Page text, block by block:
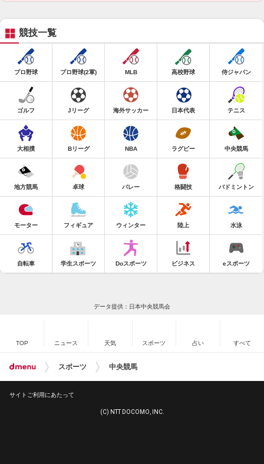
競技一覧
プロ野球 プロ野球(2軍) MLB 高校野球 侍ジャパン
ゴルフ Jリーグ 海外サッカー 日本代表 テニス
大相撲 Bリーグ NBA ラグビー 中央競馬
地方競馬 卓球 バレー 格闘技 バドミントン
モーター フィギュア ウィンター 陸上 水泳
自転車 学生スポーツ Doスポーツ ビジネス eスポーツ
データ提供：日本中央競馬会
TOP ニュース 天気 スポーツ 占い すべて
スポーツ 中央競馬
サイトご利用にあたって
(C) NTT DOCOMO, INC.